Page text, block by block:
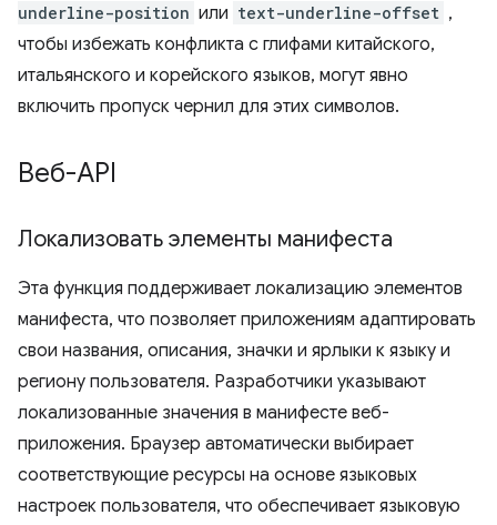
underline-position или text-underline-offset ,
чтобы избежать конфликта с глифами китайского,
итальянского и корейского языков, могут явно
включить пропуск чернил для этих символов.
Веб-API
Локализовать элементы манифеста
Эта функция поддерживает локализацию элементов
манифеста, что позволяет приложениям адаптировать
свои названия, описания, значки и ярлыки к языку и
региону пользователя. Разработчики указывают
локализованные значения в манифесте веб-
приложения. Браузер автоматически выбирает
соответствующие ресурсы на основе языковых
настроек пользователя, что обеспечивает языковую